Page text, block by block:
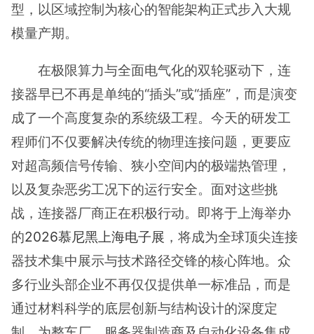
型，以区域控制为核心的智能架构正式步入大规
模量产期。
在极限算力与全面电气化的双轮驱动下，连
接器早已不再是单纯的“插头”或“插座”，而是演变
成了一个高度复杂的系统级工程。今天的研发工
程师们不仅要解决传统的物理连接问题，更要应
对超高频信号传输、狭小空间内的极端热管理，
以及复杂恶劣工况下的运行安全。面对这些挑
战，连接器厂商正在积极行动。即将于上海举办
的2026慕尼黑上海电子展 ，将成为全球顶尖连接
器技术集中展示与技术路径交锋的核心阵地。众
多行业头部企业不再仅仅提供单一标准品，而是
通过材料科学的底层创新与结构设计的深度定